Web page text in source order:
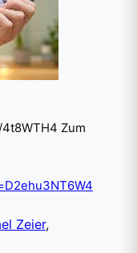
Zum
Zeier,